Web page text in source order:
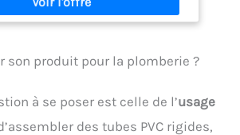
COUPE : Les anneaux sur chaque
à remettre l’extrémité du tube en
AIDE À PRÉSERVER LES JOINTS DU
En retirant les bavures et en corrigeant
GAIN DE TEMPS SUR CHANTIER :
son produit pour la plomberie ?
à se poser est celle de l’usage
des tubes PVC rigides,